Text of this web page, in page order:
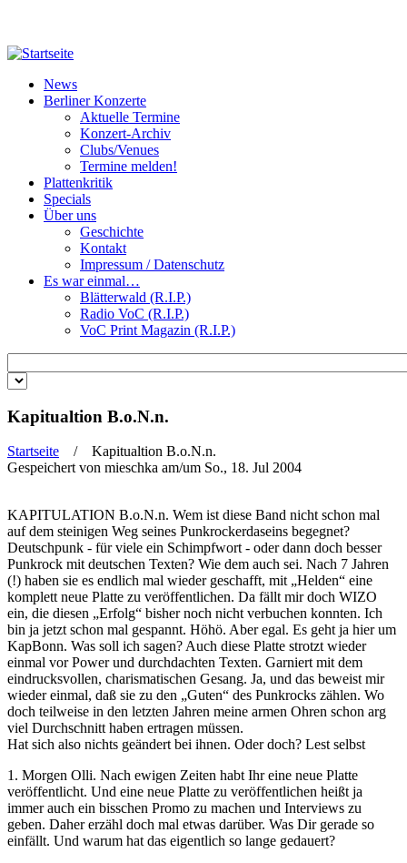
News
Berliner Konzerte
Aktuelle Termine
Konzert-Archiv
Clubs/Venues
Termine melden!
Plattenkritik
Specials
Über uns
Geschichte
Kontakt
Impressum / Datenschutz
Es war einmal…
Blätterwald (R.I.P.)
Radio VoC (R.I.P.)
VoC Print Magazin (R.I.P.)
Kapitualtion B.o.N.n.
Sie sind hier
Startseite / Kapitualtion B.o.N.n.
Gespeichert von mieschka am/um So., 18. Jul 2004
KAPITULATION B.o.N.n. Wem ist diese Band nicht schon mal
auf dem steinigen Weg seines Punkrockerdaseins begegnet?
Deutschpunk - für viele ein Schimpfwort - oder dann doch besser
Punkrock mit deutschen Texten? Wie dem auch sei. Nach 7 Jahren
(!) haben sie es endlich mal wieder geschafft, mit „Helden“ eine
komplett neue Platte zu veröffentlichen. Da fällt mir doch WIZO
ein, die diesen „Erfolg“ bisher noch nicht verbuchen konnten. Ich
bin ja jetzt schon mal gespannt. Höhö. Aber egal. Es geht ja hier um
KapBonn. Was soll ich sagen? Auch diese Platte strotzt wieder
einmal vor Power und durchdachten Texten. Garniert mit dem
eindrucksvollen, charismatischen Gesang. Ja, und das beweist mir
wieder einmal, daß sie zu den „Guten“ des Punkrocks zählen. Wo
doch teilweise in den letzten Jahren meine armen Ohren schon arg
viel Durchschnitt haben ertragen müssen.
Hat sich also nichts geändert bei ihnen. Oder doch? Lest selbst
1. Morgen Olli. Nach ewigen Zeiten habt Ihr eine neue Platte
veröffentlicht. Und eine neue Platte zu veröffentlichen heißt ja
immer auch ein bisschen Promo zu machen und Interviews zu
geben. Daher erzähl doch mal etwas darüber. Was Dir gerade so
einfällt. Und warum hat das eigentlich so lange gedauert?